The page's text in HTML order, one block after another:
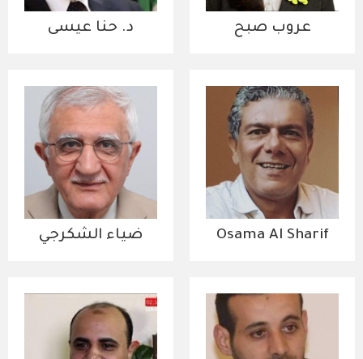
عروب صبح د. حنا عيسى
Osama Al Sharif ضياء الشكرجي